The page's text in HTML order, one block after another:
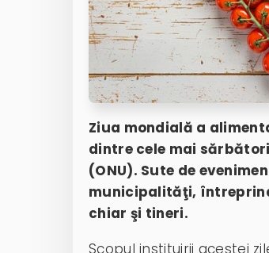
Ziua mondială a
dintre cele mai
(ONU). Sute de
municipalităţi,
chiar şi tineri.